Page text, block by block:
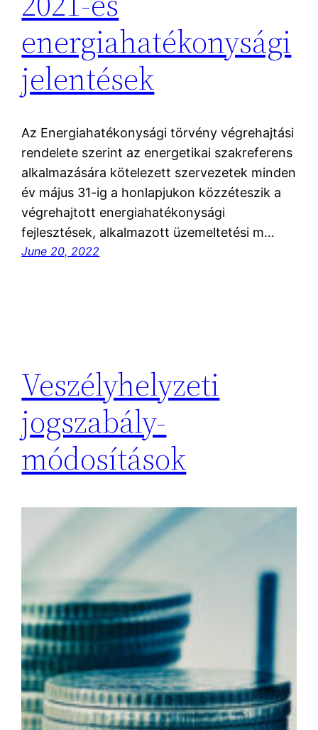
energiahatékonysági
jelentések
Az Energiahatékonysági törvény végrehajtási
rendelete szerint az energetikai szakreferens
alkalmazására kötelezett szervezetek minden
év május 31-ig a honlapjukon közzéteszik a
végrehajtott energiahatékonysági
fejlesztések, alkalmazott üzemeltetési m…
June 20, 2022
Veszélyhelyzeti
jogszabály-
módosítások